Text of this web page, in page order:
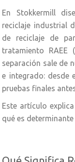
En Stokkermill
reciclaje industrial
de reciclaje de
tratamiento RAEE
separación sale de
e integrado: desde
pruebas finales
Este artículo
qué es